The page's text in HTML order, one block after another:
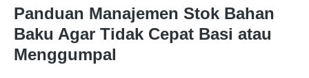
Panduan Manajemen Stok Bahan
Baku Agar Tidak Cepat Basi atau
Menggumpal